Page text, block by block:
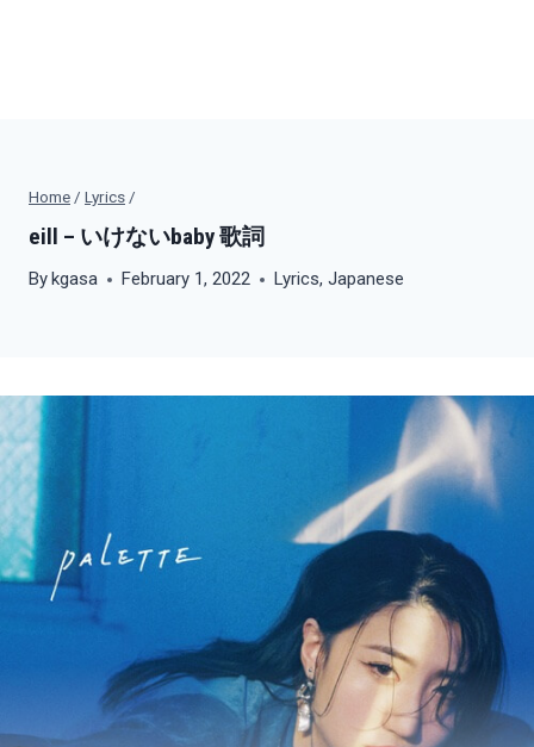
Home / Lyrics /
eill – いけないbaby 歌詞
Bykgasa February 1, 2022 Lyrics,Japanese